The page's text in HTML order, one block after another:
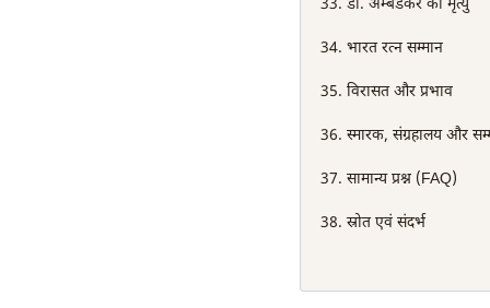
डॉ. अम्बेडकर की मृत्यु
भारत रत्न सम्मान
विरासत और प्रभाव
स्मारक, संग्रहालय और
सामान्य प्रश्न (FAQ)
स्रोत एवं संदर्भ